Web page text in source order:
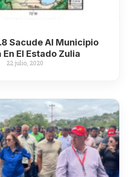
Sacude Al Municipio
En El Estado Zulia
22 julio, 2020